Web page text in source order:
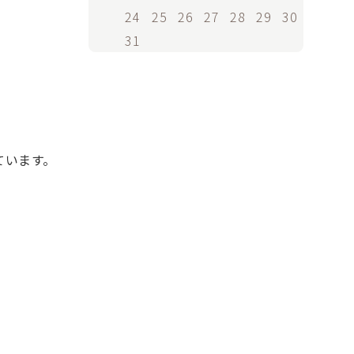
ます。
24
25 26 27 28 29
30
31